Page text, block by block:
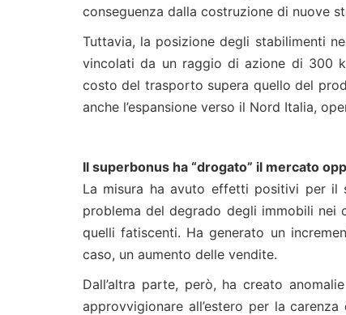
conseguenza dalla costruzione di nuove
Tuttavia, la posizione degli stabilimenti
vincolati da un raggio di azione di 300
costo del trasporto supera quello del
anche l’espansione verso il Nord Italia,
Il superbonus ha “drogato” il mercato
La misura ha avuto effetti positivi per
problema del degrado degli immobili
quelli fatiscenti. Ha generato un
caso, un aumento delle vendite.
Dall’altra parte, però, ha creato
approvvigionare all’estero per la